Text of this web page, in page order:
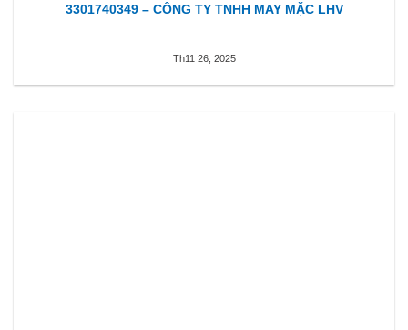
3301740349 – CÔNG TY TNHH MAY MẶC LHV
Th11 26, 2025